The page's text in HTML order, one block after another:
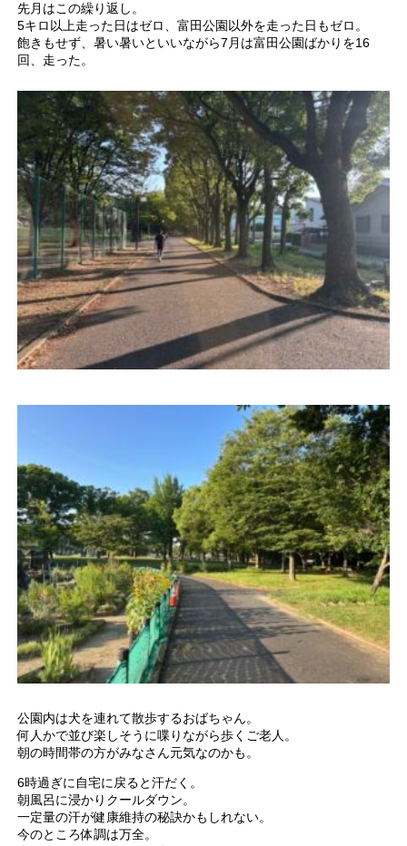
先月はこの繰り返し。
5キロ以上走った日はゼロ、富田公園以外を走った日もゼロ。
飽きもせず、暑い暑いといいながら7月は富田公園ばかりを16
回、走った。
公園内は犬を連れて散歩するおばちゃん。
何人かで並び楽しそうに喋りながら歩くご老人。
朝の時間帯の方がみなさん元気なのかも。
6時過ぎに自宅に戻ると汗だく。
朝風呂に浸かりクールダウン。
一定量の汗が健康維持の秘訣かもしれない。
今のところ体調は万全。